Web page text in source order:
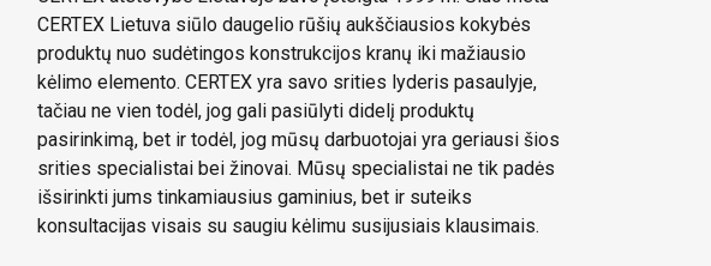
CERTEX Lietuva siūlo daugelio rūšių aukščiausios kokybės
produktų nuo sudėtingos konstrukcijos kranų iki mažiausio
kėlimo elemento. CERTEX yra savo srities lyderis pasaulyje,
tačiau ne vien todėl, jog gali pasiūlyti didelį produktų
pasirinkimą, bet ir todėl, jog mūsų darbuotojai yra geriausi šios
srities specialistai bei žinovai. Mūsų specialistai ne tik padės
išsirinkti jums tinkamiausius gaminius, bet ir suteiks
konsultacijas visais su saugiu kėlimu susijusiais klausimais.